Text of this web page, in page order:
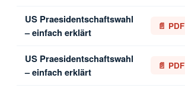
US Praesidentschaftswahl
– einfach erklärt
📄 PDF
US Praesidentschaftswahl
– einfach erklärt
📄 PDF